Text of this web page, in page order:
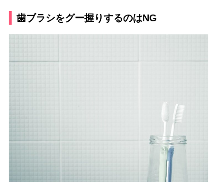
歯ブラシをグー握りするのはNG